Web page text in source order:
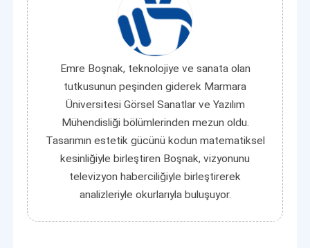
Emre Boşnak, teknolojiye ve sanata olan
tutkusunun peşinden giderek Marmara
Üniversitesi Görsel Sanatlar ve Yazılım
Mühendisliği bölümlerinden mezun oldu.
Tasarımın estetik gücünü kodun matematiksel
kesinliğiyle birleştiren Boşnak, vizyonunu
televizyon haberciliğiyle birleştirerek
analizleriyle okurlarıyla buluşuyor.